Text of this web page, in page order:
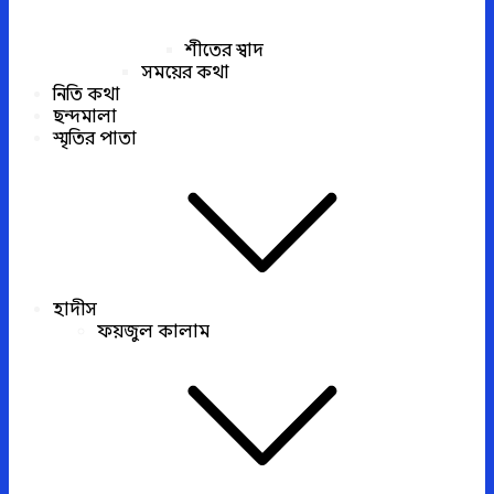
শীতের স্বাদ
সময়ের কথা
নিতি কথা
ছন্দমালা
স্মৃতির পাতা
হাদীস
ফয়জুল কালাম